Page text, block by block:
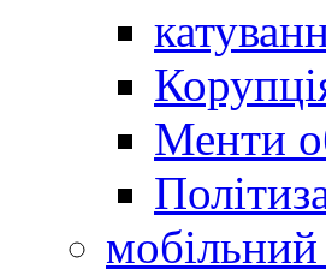
Менти
мобільний